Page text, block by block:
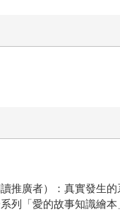
推廣者）：真實發生
列「愛的故事知識繪